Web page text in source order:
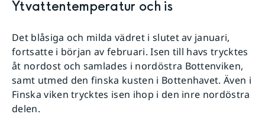
Ytvattentemperatur och is
Det blåsiga och milda vädret i slutet av januari,
fortsatte i början av februari. Isen till havs trycktes
åt nordost och samlades i nordöstra Bottenviken,
samt utmed den finska kusten i Bottenhavet. Även i
Finska viken trycktes isen ihop i den inre nordöstra
delen.